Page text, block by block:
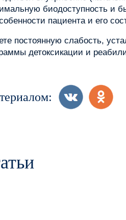
биодоступность и
пациента и его
постоянную слабость,
детоксикации и